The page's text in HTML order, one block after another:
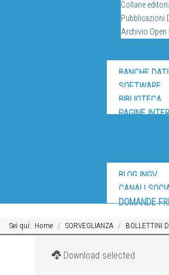
Collane
Pubblicazioni
Archivio Open
BANCHE DATI
SOFTWARE
BIBLIOTECA
PAGINE
BLOG INGV
CANALI
DOMANDE
Sei qui: Home SORVEGLIANZA BOLLETTINI
Download selected